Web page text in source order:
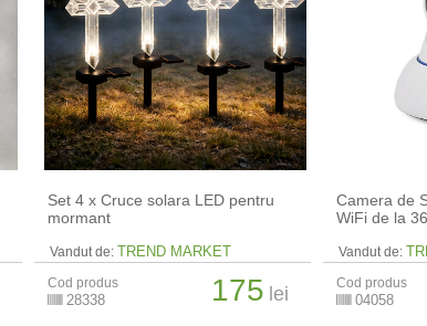
Set 4 x Cruce solara LED pentru
mormant
Vandut de: TREND MARKET
Cod produs
28338 175 lei
Camera de
WiFi de la
Vandut de:
Cod produs
04058